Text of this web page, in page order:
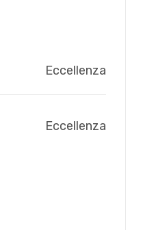
Eccellenza
Eccellenza